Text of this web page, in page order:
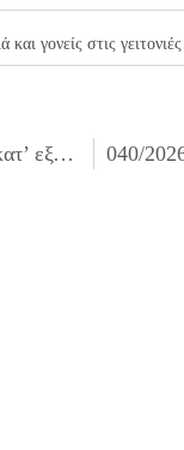
και γονείς στις
038/2026 – κατ’ εξαίρεση άδεια οδήγησης επιβατικών και μικρών φορτηγών οχημάτων του Δήμου Ιλίου